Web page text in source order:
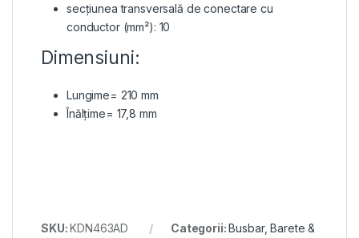
secțiunea transversală de conectare cu
conductor (mm²): 10
Dimensiuni:
Lungime= 210 mm
Înălțime= 17,8 mm
SKU:KDN463AD Categorii:Busbar, Barete &